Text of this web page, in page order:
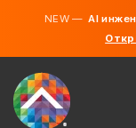
NEW —AI